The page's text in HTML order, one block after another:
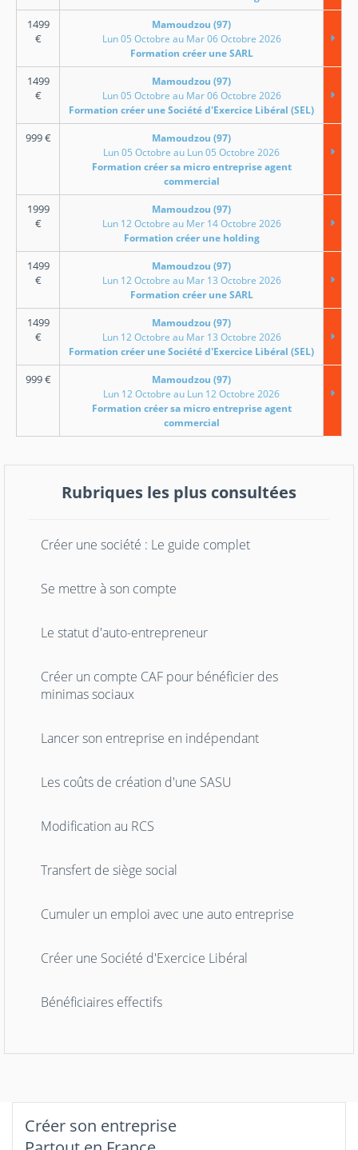
1499
€
Mamoudzou (97)
Lun 05 Octobre au Mar 06 Octobre 2026
Formation créer une SARL
1499
€
Mamoudzou (97)
Lun 05 Octobre au Mar 06 Octobre 2026
Formation créer une Société d'Exercice Libéral (SEL)
999€
Mamoudzou (97)
Lun 05 Octobre au Lun 05 Octobre 2026
Formation créer sa micro entreprise agent
commercial
1999
€
Mamoudzou (97)
Lun 12 Octobre au Mer 14 Octobre 2026
Formation créer une holding
1499
€
Mamoudzou (97)
Lun 12 Octobre au Mar 13 Octobre 2026
Formation créer une SARL
1499
€
Mamoudzou (97)
Lun 12 Octobre au Mar 13 Octobre 2026
Formation créer une Société d'Exercice Libéral (SEL)
999€
Mamoudzou (97)
Lun 12 Octobre au Lun 12 Octobre 2026
Formation créer sa micro entreprise agent
commercial
Rubriques les plus consultées
Créer une société : Le guide complet
Se mettre à son compte
Le statut d'auto-entrepreneur
Créer un compte CAF pour bénéficier des
minimas sociaux
Lancer son entreprise en indépendant
Les coûts de création d'une SASU
Modification au RCS
Transfert de siège social
Cumuler un emploi avec une auto entreprise
Créer une Société d'Exercice Libéral
Bénéficiaires effectifs
Créer son entreprise